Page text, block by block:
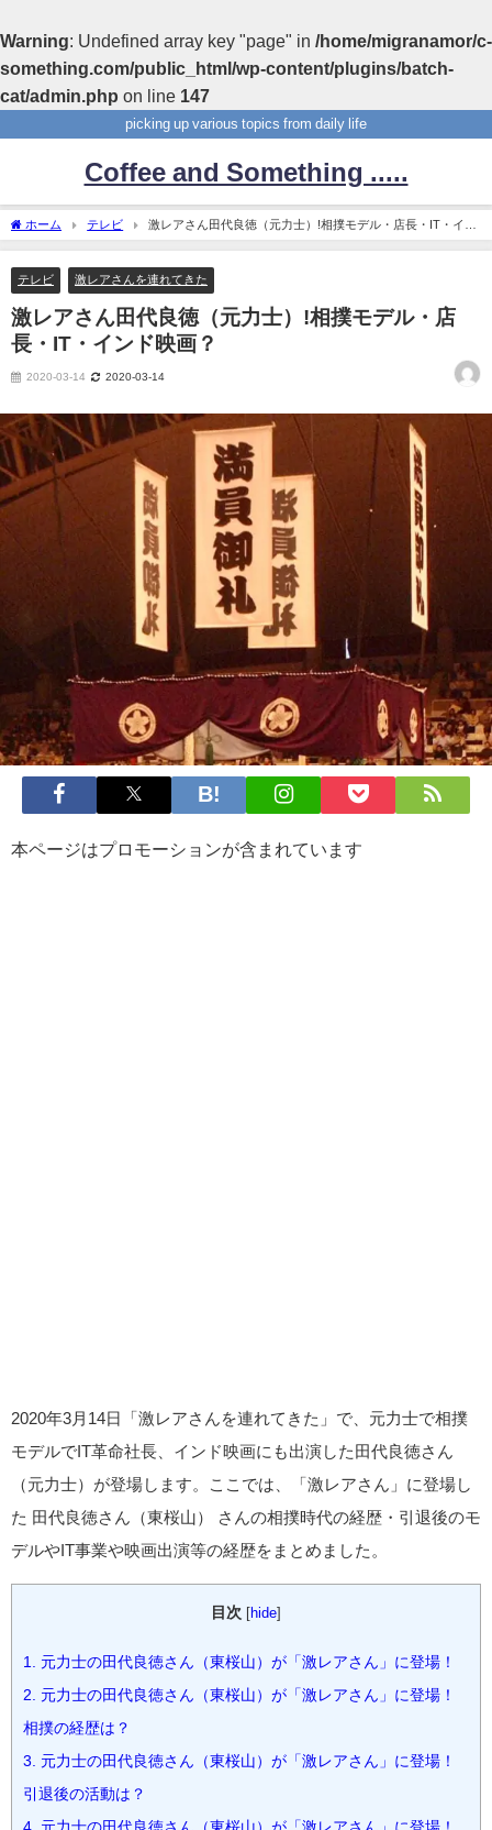
Warning: Undefined array key "page" in /home/migranamor/c-
something.com/public_html/wp-content/plugins/batch-
cat/admin.php on line 147
picking up various topics from daily life
Coffee and Something .....
ホーム テレビ
激レアさん田代良徳（元力士）!相撲モデル・店長・IT・イン
ド映画？
テレビ 激レアさんを連れてきた
激レアさん田代良徳（元力士）!相撲モデル・店
長・IT・インド映画？
2020-03-14 2020-03-14
本ページはプロモーションが含まれています
2020年3月14日「激レアさんを連れてきた」で、元力士で相撲
モデルでIT革命社長、インド映画にも出演した田代良徳さん
（元力士）が登場します。ここでは、「激レアさん」に登場し
た 田代良徳さん（東桜山） さんの相撲時代の経歴・引退後のモ
デルやIT事業や映画出演等の経歴をまとめました。
目次 [hide]
1. 元力士の田代良徳さん（東桜山）が「激レアさん」に登場！
2. 元力士の田代良徳さん（東桜山）が「激レアさん」に登場！
相撲の経歴は？
3. 元力士の田代良徳さん（東桜山）が「激レアさん」に登場！
引退後の活動は？
4. 元力士の田代良徳さん（東桜山）が「激レアさん」に登場！